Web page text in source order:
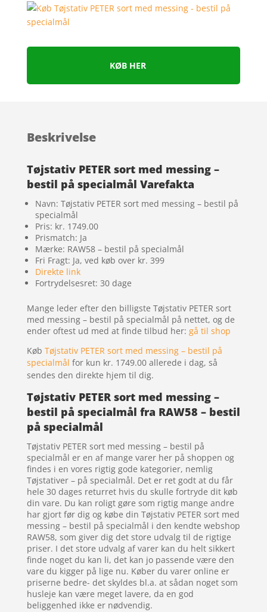
KØB HER
Beskrivelse
Tøjstativ PETER sort med messing –
bestil på specialmål Varefakta
Navn: Tøjstativ PETER sort med messing – bestil på
specialmål
Pris: kr. 1749.00
Prismatch: Ja
Mærke: RAW58 – bestil på specialmål
Fri Fragt: Ja, ved køb over kr. 399
Direkte link
Fortrydelsesret: 30 dage
Mange leder efter den billigste Tøjstativ PETER sort
med messing – bestil på specialmål på nettet, og de
ender oftest ud med at finde tilbud her: gå til shop
Køb Tøjstativ PETER sort med messing – bestil på
specialmål for kun kr. 1749.00 allerede i dag, så
sendes den direkte hjem til dig.
Tøjstativ PETER sort med messing –
bestil på specialmål fra RAW58 – bestil
på specialmål
Tøjstativ PETER sort med messing – bestil på
specialmål er en af mange varer her på shoppen og
findes i en vores rigtig gode kategorier, nemlig
Tøjstativer – på specialmål. Det er ret godt at du får
hele 30 dages returret hvis du skulle fortryde dit køb
din vare. Du kan roligt gøre som rigtig mange andre
har gjort før dig og købe din Tøjstativ PETER sort med
messing – bestil på specialmål i den kendte webshop
RAW58, som giver dig det store udvalg til de rigtige
priser. I det store udvalg af varer kan du helt sikkert
finde noget du kan li, det kan jo passende være den
vare du kigger på lige nu. Køber du varer online er
priserne bedre- det skyldes bl.a. at sådan noget som
husleje kan være meget lavere, da en god
beliggenhed ikke er nødvendig.